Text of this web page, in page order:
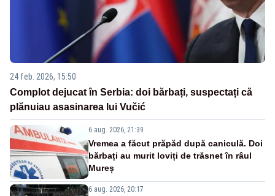
24 feb. 2026, 15:50
Complot dejucat în Serbia: doi bărbați, suspectați că
plănuiau asasinarea lui Vučić
6 aug. 2026, 21:39
Vremea a făcut prăpăd după caniculă. Doi
bărbați au murit loviți de trăsnet în râul
Mureș
6 aug. 2026, 20:17